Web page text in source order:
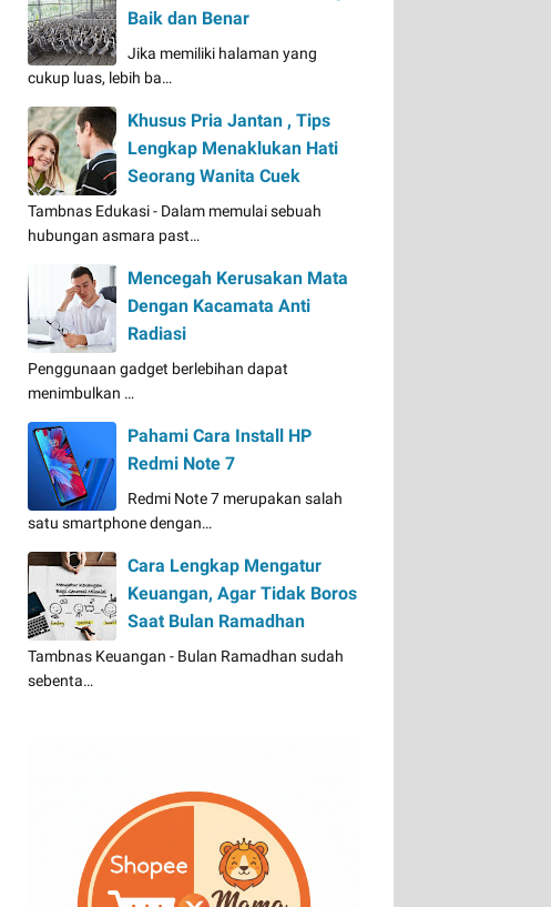
Baik dan Benar
Jika memiliki halaman yang
cukup luas, lebih ba…
Khusus Pria Jantan , Tips
Lengkap Menaklukan Hati
Seorang Wanita Cuek
Tambnas Edukasi - Dalam memulai sebuah
hubungan asmara past…
Mencegah Kerusakan Mata
Dengan Kacamata Anti
Radiasi
Penggunaan gadget berlebihan dapat
menimbulkan …
Pahami Cara Install HP
Redmi Note 7
Redmi Note 7 merupakan salah
satu smartphone dengan…
Cara Lengkap Mengatur
Keuangan, Agar Tidak Boros
Saat Bulan Ramadhan
Tambnas Keuangan - Bulan Ramadhan sudah
sebenta…